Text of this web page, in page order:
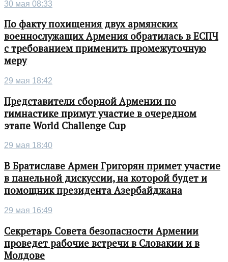
30 мая 08:33
По факту похищения двух армянских
военнослужащих Армения обратилась в ЕСПЧ
с требованием применить промежуточную
меру
29 мая 18:42
Представители сборной Армении по
гимнастике примут участие в очередном
этапе World Challenge Cup
29 мая 18:40
В Братиславе Армен Григорян примет участие
в панельной дискуссии, на которой будет и
помощник президента Азербайджана
29 мая 16:49
Секретарь Совета безопасности Армении
проведет рабочие встречи в Словакии и в
Молдове